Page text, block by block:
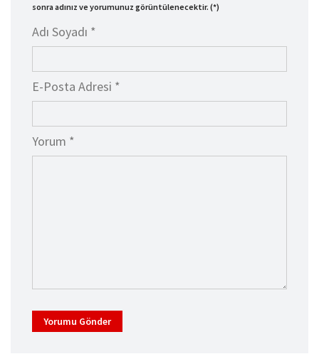
sonra adınız ve yorumunuz görüntülenecektir. (*)
Adı Soyadı *
E-Posta Adresi *
Yorum *
Yorumu Gönder